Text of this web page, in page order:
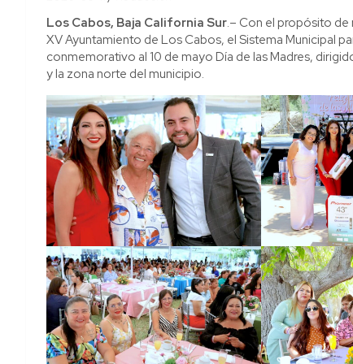
Los Cabos, Baja California Sur.– Con el propósito de
XV Ayuntamiento de Los Cabos, el Sistema Municipal
conmemorativo al 10 de mayo Día de las Madres,
y la zona norte del municipio.